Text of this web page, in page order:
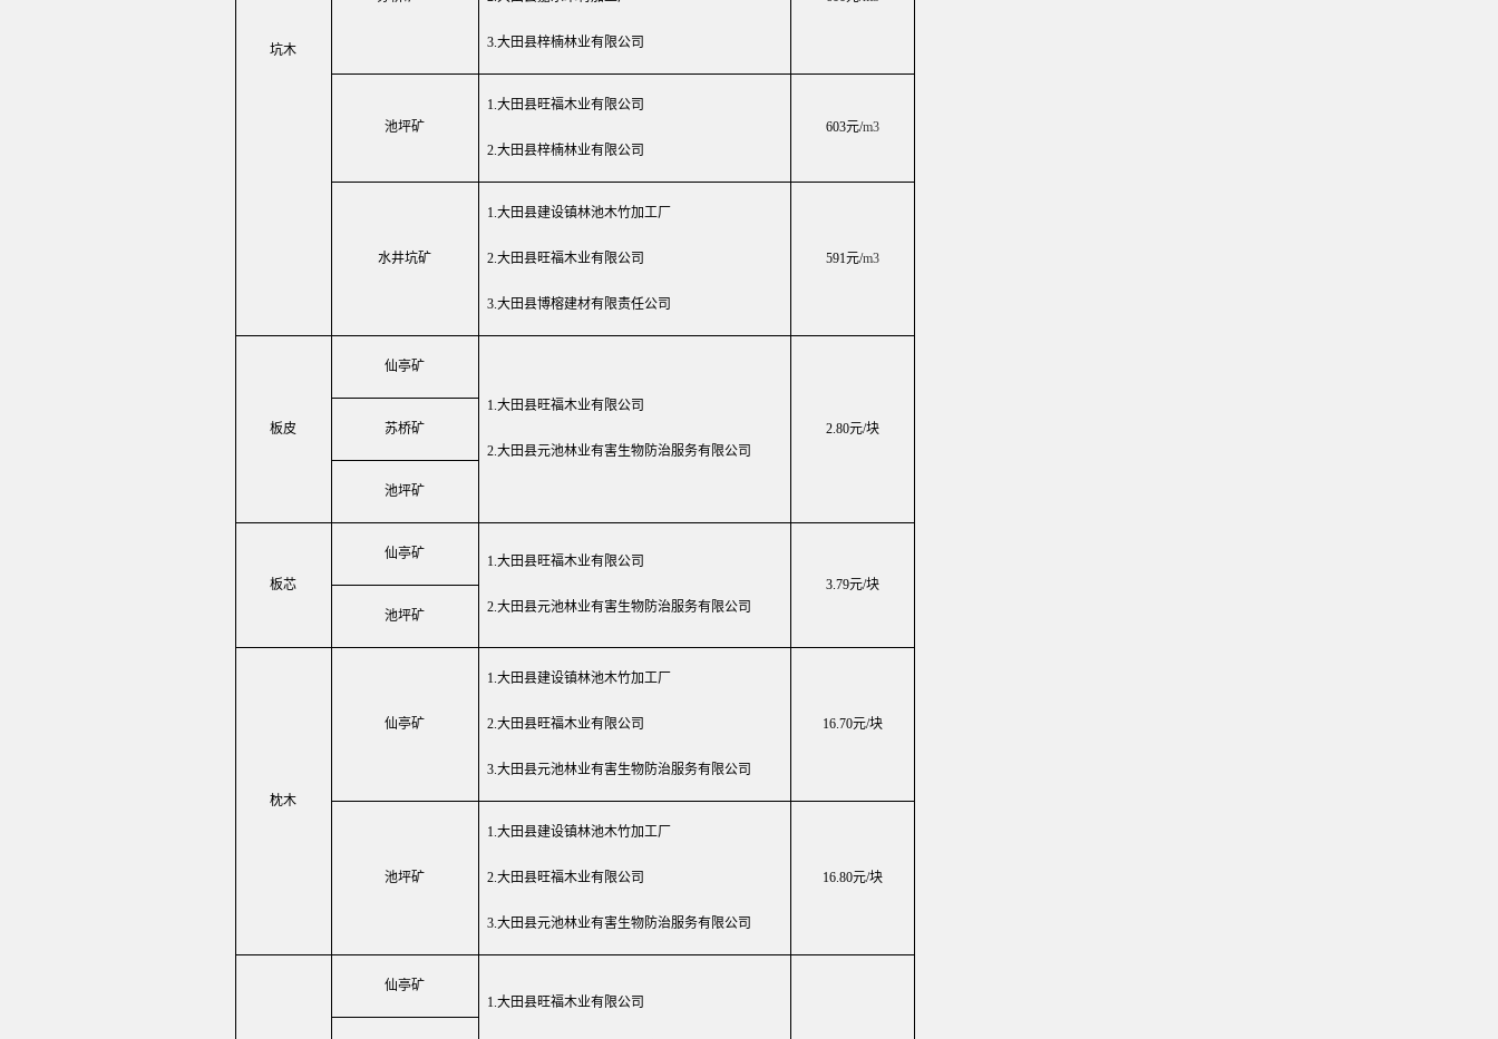
坑木 3.大田县梓楠林业有限公司
池坪矿
1.大田县旺福木业有限公司
2.大田县梓楠林业有限公司
603元/m3
水井坑矿
1.大田县建设镇林池木竹加工厂
2.大田县旺福木业有限公司
3.大田县博榕建材有限责任公司
591元/m3
板皮
仙亭矿
1.大田县旺福木业有限公司
2.大田县元池林业有害生物防治服务有限公司
2.80元/块
苏桥矿
池坪矿
板芯
仙亭矿 1.大田县旺福木业有限公司
2.大田县元池林业有害生物防治服务有限公司
3.79元/块
池坪矿
枕木
仙亭矿
1.大田县建设镇林池木竹加工厂
2.大田县旺福木业有限公司
3.大田县元池林业有害生物防治服务有限公司
16.70元/块
池坪矿
1.大田县建设镇林池木竹加工厂
2.大田县旺福木业有限公司
3.大田县元池林业有害生物防治服务有限公司
16.80元/块
仙亭矿
1.大田县旺福木业有限公司